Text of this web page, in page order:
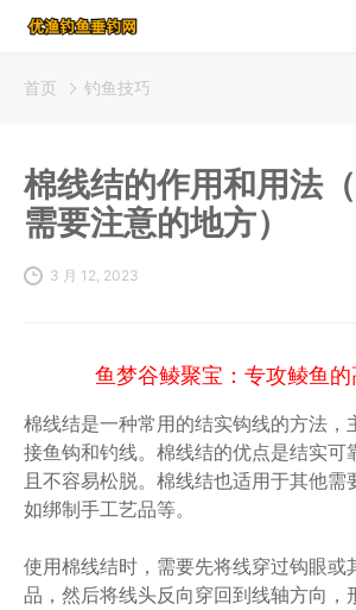
首页 钓鱼技巧
棉线结的作用和用法
需要注意的地方）
3 月 12, 2023
鱼梦谷鲮聚宝：专攻鲮鱼
棉线结是一种常用的结实钩线的方法，
接鱼钩和钓线。棉线结的优点是结实可
且不容易松脱。棉线结也适用于其他需
如绑制手工艺品等。
使用棉线结时，需要先将线穿过钩眼或
品，然后将线头反向穿回到线轴方向，